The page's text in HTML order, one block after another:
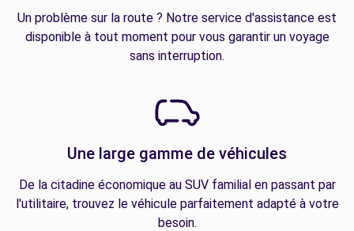
Un problème sur la route ? Notre service d'assistance est
disponible à tout moment pour vous garantir un voyage
sans interruption.
Une large gamme de véhicules
De la citadine économique au SUV familial en passant par
l'utilitaire, trouvez le véhicule parfaitement adapté à votre
besoin.